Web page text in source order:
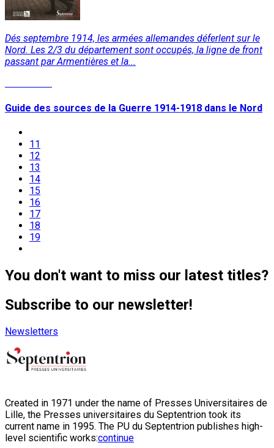
Dés septembre 1914, les armées allemandes déferlent sur le
Nord. Les 2/3 du département sont occupés, la ligne de front
passant par Armentières et la...
Guide des sources de la Guerre 1914-1918 dans le Nord
11
12
13
14
15
16
17
18
19
You don't want to miss our latest titles?
Subscribe to our newsletter!
Newsletters
Created in 1971 under the name of Presses Universitaires de
Lille, the Presses universitaires du Septentrion took its
current name in 1995. The PU du Septentrion publishes high-
level scientific works:continue